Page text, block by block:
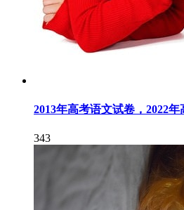
2013年高考语文试卷，2022
343